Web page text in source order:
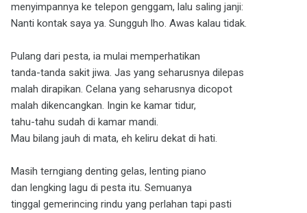
menyimpannya ke telepon genggam, lalu saling janji:
Nanti kontak saya ya. Sungguh lho. Awas kalau tidak.
Pulang dari pesta, ia mulai memperhatikan
tanda-tanda sakit jiwa. Jas yang seharusnya dilepas
malah dirapikan. Celana yang seharusnya dicopot
malah dikencangkan. Ingin ke kamar tidur,
tahu-tahu sudah di kamar mandi.
Mau bilang jauh di mata, eh keliru dekat di hati.
Masih terngiang denting gelas, lenting piano
dan lengking lagu di pesta itu. Semuanya
tinggal gemerincing rindu yang perlahan tapi pasti